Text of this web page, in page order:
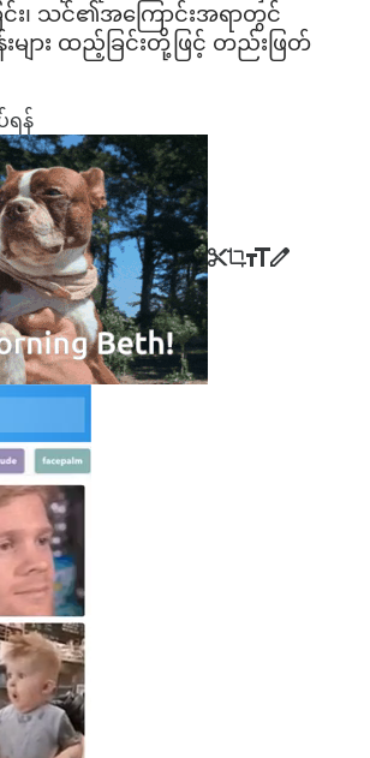
င်း၊ သင်၏အကြောင်းအရာတွင်
ျား ထည့်ခြင်းတို့ဖြင့် တည်းဖြတ်
ရန်